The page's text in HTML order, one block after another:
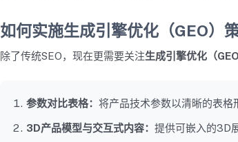
如何实施生成引擎优化（GEO）
除了传统SEO，现在更需要关注生成引擎优化（GEO
参数对比表格： 将产品技术参数以清晰的表
3D产品模型与交互式内容： 提供可嵌入的3D